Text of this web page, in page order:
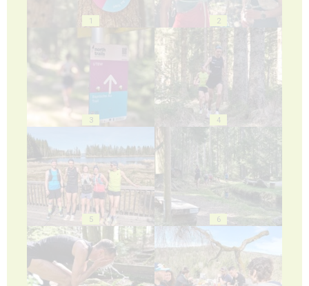
1 2
3 4
5 6